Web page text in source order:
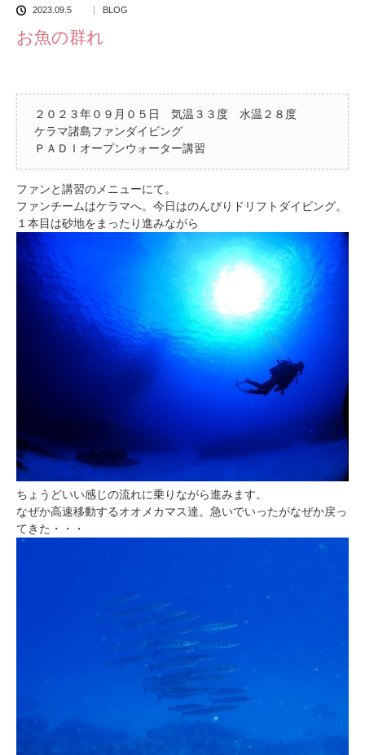
2023.09.5 BLOG
お魚の群れ
２０２３年０９月０５日 気温３３度 水温２８度
ケラマ諸島ファンダイビング
ＰＡＤＩオープンウォーター講習
ファンと講習のメニューにて。
ファンチームはケラマへ。今日はのんびりドリフトダイビング。
１本目は砂地をまったり進みながら
ちょうどいい感じの流れに乗りながら進みます。
なぜか高速移動するオオメカマス達。急いでいったがなぜか戻っ
てきた・・・